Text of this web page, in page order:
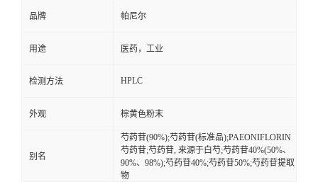
式
在
线
留
言
品牌 帕尼尔
用途 医药，工业
检测方法 HPLC
外观 棕黄色粉末
别名
芍药苷(90%);芍药苷(标准品);PAEONIFLORIN
芍药苷;芍药苷, 来源于白芍;芍药苷40%(50%、
90%、98%);芍药苷40%;芍药苷50%;芍药苷提取
物